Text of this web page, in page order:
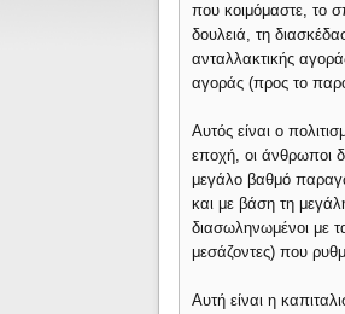
που κοιμόμαστε, το
δουλειά, τη
ανταλλακτικής
αγοράς (προς το
Αυτός είναι ο
εποχή, οι άνθρωποι
μεγάλο βαθμό
και με βάση τη
διασωληνωμένοι με
μεσάζοντες) που
Αυτή είναι η